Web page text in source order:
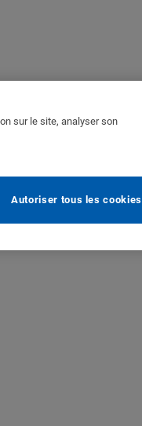
sur le site, analyser son
Autoriser tous les cookies